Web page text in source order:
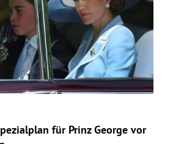
für Prinz George vor